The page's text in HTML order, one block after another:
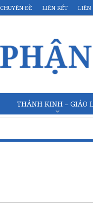
CHUYÊN ĐỀ LIÊN KẾT LIÊN
THÁNH KINH – GIÁO